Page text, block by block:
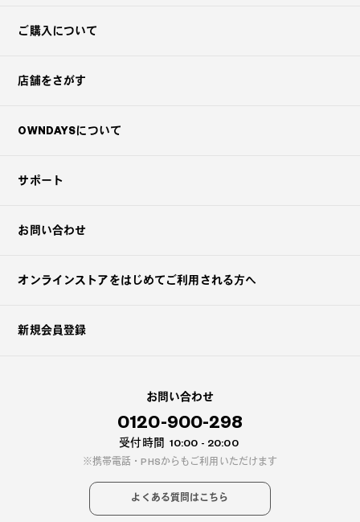
ご購入について
店舗をさがす
OWNDAYSについて
サポート
お問い合わせ
オンラインストアをはじめてご利用される方へ
新規会員登録
お問い合わせ
0120-900-298
受付時間 10:00 - 20:00
携帯電話・PHSからもご利用いただけます
よくある質問はこちら